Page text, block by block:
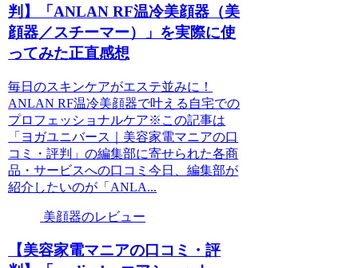
判】「ANLAN RF温冷美顔器（美
顔器／スチーマー）」を実際に使
ってみた正直感想
毎日のスキンケアがエステ並みに！
ANLAN RF温冷美顔器で叶える自宅での
プロフェッショナルケア※この記事は
「ヨガユニバース｜美容家電マニアの口
コミ・評判」の編集部に寄せられた各商
品・サービスへの口コミ今日、編集部が
紹介したいのが「ANLA...
美顔器のレビュー
【美容家電マニアの口コミ・評